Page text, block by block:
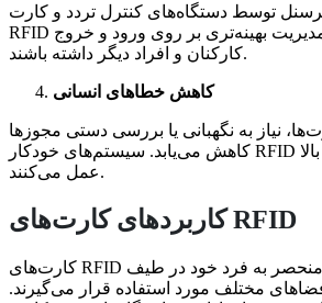
توسط دستگاه‌های کنترل تردد و کارت
RFID مدیران می‌توانند مدیریت بهینه‌تری بر روی ورود و خروج
کارکنان و افراد دیگر داشته باشند.
کاهش خطاهای انسانی
نیاز به نگهبانی یا بررسی دستی مجوزها
کاهش می‌یابد. سیستم‌های خودکار RFID بدون خطا و با دقت بالا
عمل می‌کنند.
کاربردهای کارت‌های RFID
کارت‌های RFID به دلیل ویژگی‌های منحصر به فرد خود در طیف
مختلف مورد استفاده قرار می‌گیرند.